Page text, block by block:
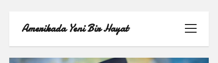
Amerikada Yeni Bir Hayat
menüyü
aç